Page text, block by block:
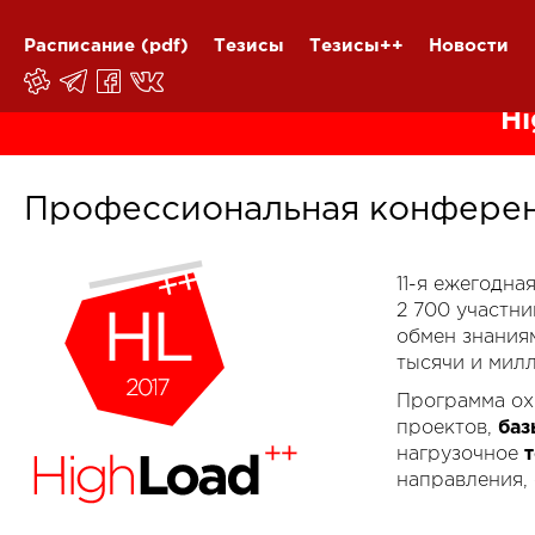
Расписание (pdf) Тезисы Тезисы++ Новости
Профессиональная
11-я
2 700
обмен
тысячи и
Программа
проектов,
нагрузочное